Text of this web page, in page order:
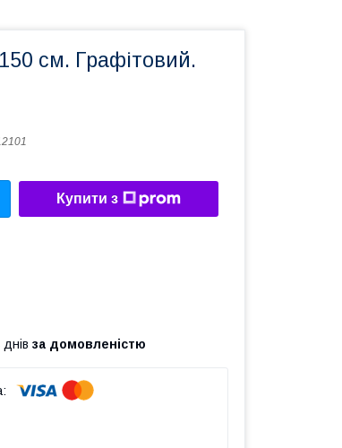
см. Графітовий.
Купити з
за домовленістю